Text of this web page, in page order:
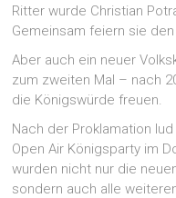
Ritter wurde Christian
Gemeinsam feiern sie
Aber auch ein neuer
zum zweiten Mal – nach
die Königswürde freuen.
Nach der Proklamation
Open Air Königsparty im
wurden nicht nur die
sondern auch alle